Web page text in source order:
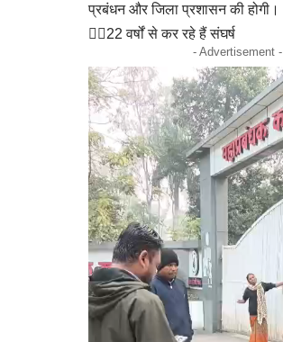
प्रबंधन और जिला प्रशासन की होगी।
👉🏻22 वर्षों से कर रहे हैं संघर्ष
- Advertisement -